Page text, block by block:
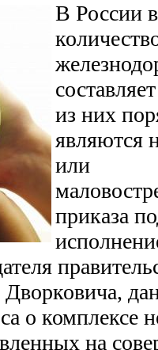
В России
из них
являются
или
приказа
о комплексе
на